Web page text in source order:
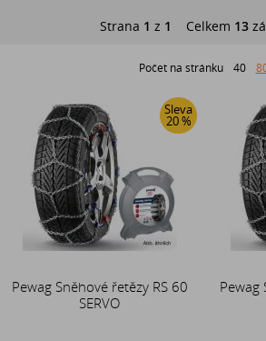
Strana 1 z 1 Celkem 13
Počet na stránku 40
Sleva
20 %
Pewag Sněhové řetězy RS 60
SERVO
Pewag